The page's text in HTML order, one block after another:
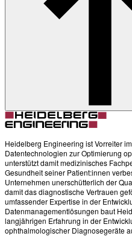
Heidelberg Engineering ist Vorreiter
Datentechnologien zur Optimierung
unterstützt damit medizinisches
Gesundheit seiner Patient:innen
Unternehmen unerschütterlich der
damit das diagnostische Vertrauen
umfassender Expertise in der
Datenmanagementlösungen baut
langjährigen Erfahrung in der
ophthalmologischer Diagnosegeräte